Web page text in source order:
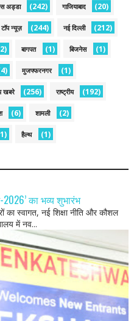
अड्डा (242) गाजियाबाद (20)
टॉप न्यूज़ (244) नई द‍िल्ली (212)
बागपत (1) बिजनेस (1)
मुजफ्फरनगर (1)
खबरे (256) राष्ट्रीय (192)
(6) शामली (2)
हैल्थ (1)
2026’ का भव्य शुभारंभ
का स्वागत, नई शिक्षा नीति और कौशल
में नव...